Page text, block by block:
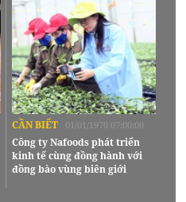
CẦN BIẾT 01/01/1970 07:00:00
Công ty Nafoods phát triển
kinh tế cùng đồng hành với
đồng bào vùng biên giới